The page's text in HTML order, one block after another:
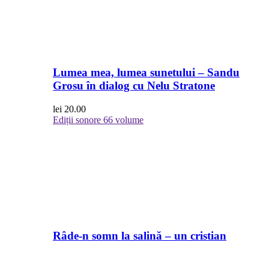
Lumea mea, lumea sunetului – Sandu
Grosu în dialog cu Nelu Stratone
lei 20.00
Ediții sonore 66 volume
Râde-n somn la salină – un cristian